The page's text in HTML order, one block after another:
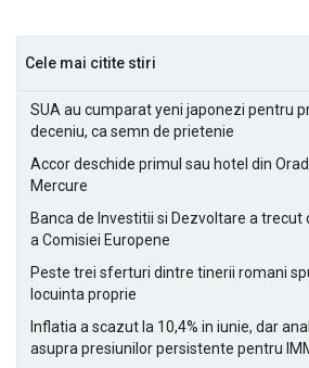
Cele mai citite stiri
SUA au cumparat yeni japonezi pentru
deceniu, ca semn de prietenie
Accor deschide primul sau hotel din
Mercure
Banca de Investitii si Dezvoltare a trecut
a Comisiei Europene
Peste trei sferturi dintre tinerii romani
locuinta proprie
Inflatia a scazut la 10,4% in iunie, dar
asupra presiunilor persistente pentru